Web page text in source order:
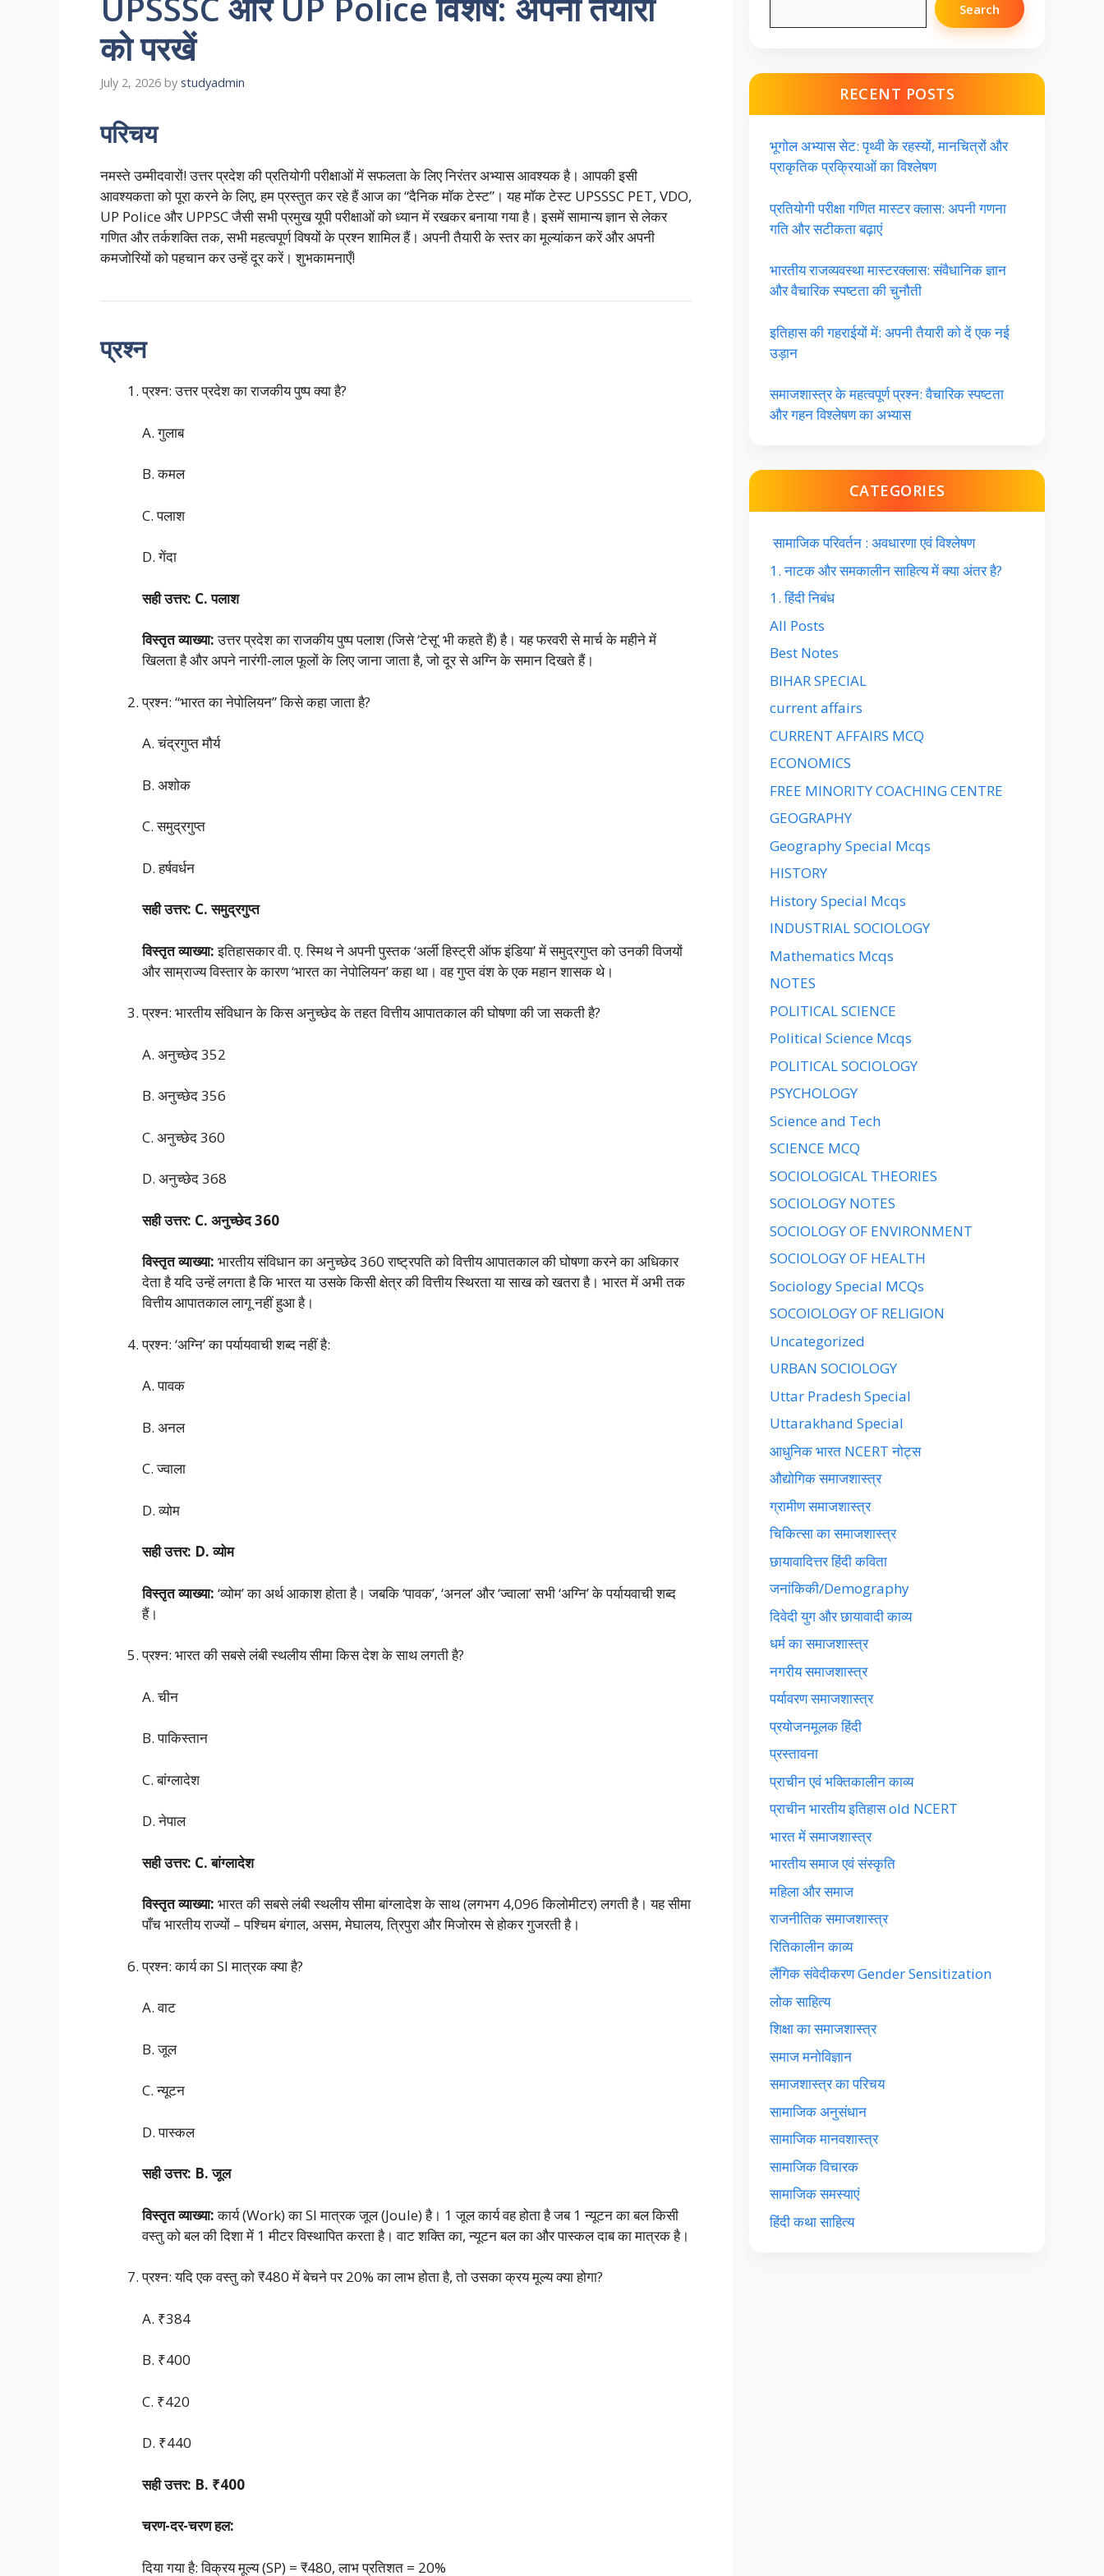
को परखें
July 2, 2026 by studyadmin
परिचय
नमस्ते उम्मीदवारों! उत्तर प्रदेश की प्रतियोगी परीक्षाओं में सफलता के लिए निरंतर अभ्यास आवश्यक है। आपकी इसी
आवश्यकता को पूरा करने के लिए, हम प्रस्तुत कर रहे हैं आज का “दैनिक मॉक टेस्ट”। यह मॉक टेस्ट UPSSSC PET, VDO,
UP Police और UPPSC जैसी सभी प्रमुख यूपी परीक्षाओं को ध्यान में रखकर बनाया गया है। इसमें सामान्य ज्ञान से लेकर
गणित और तर्कशक्ति तक, सभी महत्वपूर्ण विषयों के प्रश्न शामिल हैं। अपनी तैयारी के स्तर का मूल्यांकन करें और अपनी
कमजोरियों को पहचान कर उन्हें दूर करें। शुभकामनाएँ!
प्रश्न
प्रश्न: उत्तर प्रदेश का राजकीय पुष्प क्या है?
A. गुलाब
B. कमल
C. पलाश
D. गेंदा
सही उत्तर: C. पलाश
विस्तृत व्याख्या:उत्तर प्रदेश का राजकीय पुष्प पलाश (जिसे ‘टेसू’ भी कहते हैं) है। यह फरवरी से मार्च के महीने में
खिलता है और अपने नारंगी-लाल फूलों के लिए जाना जाता है, जो दूर से अग्नि के समान दिखते हैं।
प्रश्न: “भारत का नेपोलियन” किसे कहा जाता है?
A. चंद्रगुप्त मौर्य
B. अशोक
C. समुद्रगुप्त
D. हर्षवर्धन
सही उत्तर: C. समुद्रगुप्त
विस्तृत व्याख्या:इतिहासकार वी. ए. स्मिथ ने अपनी पुस्तक ‘अर्ली हिस्ट्री ऑफ इंडिया’ में समुद्रगुप्त को उनकी विजयों
और साम्राज्य विस्तार के कारण ‘भारत का नेपोलियन’ कहा था। वह गुप्त वंश के एक महान शासक थे।
प्रश्न: भारतीय संविधान के किस अनुच्छेद के तहत वित्तीय आपातकाल की घोषणा की जा सकती है?
A. अनुच्छेद 352
B. अनुच्छेद 356
C. अनुच्छेद 360
D. अनुच्छेद 368
सही उत्तर: C. अनुच्छेद 360
विस्तृत व्याख्या: भारतीय संविधान का अनुच्छेद 360 राष्ट्रपति को वित्तीय आपातकाल की घोषणा करने का अधिकार
देता है यदि उन्हें लगता है कि भारत या उसके किसी क्षेत्र की वित्तीय स्थिरता या साख को खतरा है। भारत में अभी तक
वित्तीय आपातकाल लागू नहीं हुआ है।
प्रश्न: ‘अग्नि’ का पर्यायवाची शब्द नहीं है:
A. पावक
B. अनल
C. ज्वाला
D. व्योम
सही उत्तर: D. व्योम
विस्तृत व्याख्या: ‘व्योम’ का अर्थ आकाश होता है। जबकि ‘पावक’, ‘अनल’ और ‘ज्वाला’ सभी ‘अग्नि’ के पर्यायवाची शब्द
हैं।
प्रश्न: भारत की सबसे लंबी स्थलीय सीमा किस देश के साथ लगती है?
A. चीन
B. पाकिस्तान
C. बांग्लादेश
D. नेपाल
सही उत्तर: C. बांग्लादेश
विस्तृत व्याख्या: भारत की सबसे लंबी स्थलीय सीमा बांग्लादेश के साथ (लगभग 4,096 किलोमीटर) लगती है। यह सीमा
पाँच भारतीय राज्यों – पश्चिम बंगाल, असम, मेघालय, त्रिपुरा और मिजोरम से होकर गुजरती है।
प्रश्न: कार्य का SI मात्रक क्या है?
A. वाट
B. जूल
C. न्यूटन
D. पास्कल
सही उत्तर: B. जूल
विस्तृत व्याख्या:कार्य (Work) का SI मात्रक जूल (Joule) है। 1 जूल कार्य वह होता है जब 1 न्यूटन का बल किसी
वस्तु को बल की दिशा में 1 मीटर विस्थापित करता है। वाट शक्ति का, न्यूटन बल का और पास्कल दाब का मात्रक है।
प्रश्न: यदि एक वस्तु को ₹480 में बेचने पर 20% का लाभ होता है, तो उसका क्रय मूल्य क्या होगा?
A. ₹384
B. ₹400
C. ₹420
D. ₹440
सही उत्तर: B. ₹400
चरण-दर-चरण हल:
दिया गया है: विक्रय मूल्य (SP) = ₹480, लाभ प्रतिशत = 20%
Search
RECENT POSTS
भूगोल अभ्यास सेट: पृथ्वी के रहस्यों, मानचित्रों और
प्राकृतिक प्रक्रियाओं का विश्लेषण
प्रतियोगी परीक्षा गणित मास्टर क्लास: अपनी गणना
गति और सटीकता बढ़ाएं
भारतीय राजव्यवस्था मास्टरक्लास: संवैधानिक ज्ञान
और वैचारिक स्पष्टता की चुनौती
इतिहास की गहराईयों में: अपनी तैयारी को दें एक नई
उड़ान
समाजशास्त्र के महत्वपूर्ण प्रश्न: वैचारिक स्पष्टता
और गहन विश्लेषण का अभ्यास
CATEGORIES
सामाजिक परिवर्तन : अवधारणा एवं विश्लेषण
1. नाटक और समकालीन साहित्य में क्या अंतर है?
1. हिंदी निबंध
All Posts
Best Notes
BIHAR SPECIAL
current affairs
CURRENT AFFAIRS MCQ
ECONOMICS
FREE MINORITY COACHING CENTRE
GEOGRAPHY
Geography Special Mcqs
HISTORY
History Special Mcqs
INDUSTRIAL SOCIOLOGY
Mathematics Mcqs
NOTES
POLITICAL SCIENCE
Political Science Mcqs
POLITICAL SOCIOLOGY
PSYCHOLOGY
Science and Tech
SCIENCE MCQ
SOCIOLOGICAL THEORIES
SOCIOLOGY NOTES
SOCIOLOGY OF ENVIRONMENT
SOCIOLOGY OF HEALTH
Sociology Special MCQs
SOCOIOLOGY OF RELIGION
Uncategorized
URBAN SOCIOLOGY
Uttar Pradesh Special
Uttarakhand Special
आधुनिक भारत NCERT नोट्स
औद्योगिक समाजशास्त्र
ग्रामीण समाजशास्त्र
चिकित्सा का समाजशास्त्र
छायावादित्तर हिंदी कविता
जनांकिकी/Demography
दिवेदी युग और छायावादी काव्य
धर्म का समाजशास्त्र
नगरीय समाजशास्त्र
पर्यावरण समाजशास्त्र
प्रयोजनमूलक हिंदी
प्रस्तावना
प्राचीन एवं भक्तिकालीन काव्य
प्राचीन भारतीय इतिहास old NCERT
भारत में समाजशास्त्र
भारतीय समाज एवं संस्कृति
महिला और समाज
राजनीतिक समाजशास्त्र
रितिकालीन काव्य
लैंगिक संवेदीकरण Gender Sensitization
लोक साहित्य
शिक्षा का समाजशास्त्र
समाज मनोविज्ञान
समाजशास्त्र का परिचय
सामाजिक अनुसंधान
सामाजिक मानवशास्त्र
सामाजिक विचारक
सामाजिक समस्याएं
हिंदी कथा साहित्य